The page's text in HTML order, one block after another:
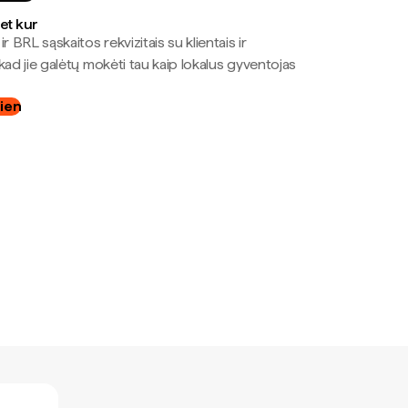
kur
ir BRL sąskaitos rekvizitais su klientais ir
jie galėtų mokėti tau kaip lokalus gyventojas